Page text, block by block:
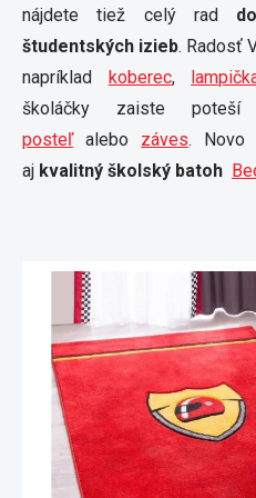
nájdete tiež celý rad
študentských izieb. Radosť
napríklad koberec,
školáčky zaiste
posteľalebo záves. Novo
aj kvalitný školský batoh